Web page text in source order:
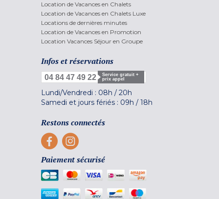
Location de Vacances en Chalets
Location de Vacances en Chalets Luxe
Locations de dernières minutes
Location de Vacances en Promotion
Location Vacances Séjour en Groupe
Infos et réservations
04 84 47 49 22
Service gratuit +
prix appel
Lundi/Vendredi : 08h / 20h
Samedi et jours fériés : 09h / 18h
Restons connectés
Paiement sécurisé